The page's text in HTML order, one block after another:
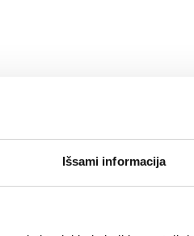
Išsami informacija